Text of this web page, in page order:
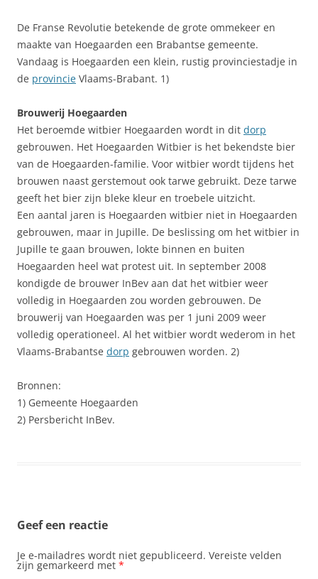
De Franse Revolutie betekende de grote ommekeer en
maakte van Hoegaarden een Brabantse gemeente.
Vandaag is Hoegaarden een klein, rustig provinciestadje in
de provincie Vlaams-Brabant. 1)
Brouwerij Hoegaarden
Het beroemde witbier Hoegaarden wordt in dit dorp
gebrouwen. Het Hoegaarden Witbier is het bekendste bier
van de Hoegaarden-familie. Voor witbier wordt tijdens het
brouwen naast gerstemout ook tarwe gebruikt. Deze tarwe
geeft het bier zijn bleke kleur en troebele uitzicht.
Een aantal jaren is Hoegaarden witbier niet in Hoegaarden
gebrouwen, maar in Jupille. De beslissing om het witbier in
Jupille te gaan brouwen, lokte binnen en buiten
Hoegaarden heel wat protest uit. In september 2008
kondigde de brouwer InBev aan dat het witbier weer
volledig in Hoegaarden zou worden gebrouwen. De
brouwerij van Hoegaarden was per 1 juni 2009 weer
volledig operationeel. Al het witbier wordt wederom in het
Vlaams-Brabantse dorp gebrouwen worden. 2)
Bronnen:
1) Gemeente Hoegaarden
2) Persbericht InBev.
Geef een reactie
Je e-mailadres wordt niet gepubliceerd. Vereiste velden
zijn gemarkeerd met *